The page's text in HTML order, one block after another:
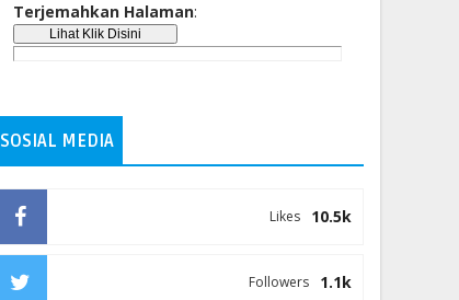
Terjemahkan Halaman:
SOSIAL MEDIA
10.5k
Likes
1.1k
Followers